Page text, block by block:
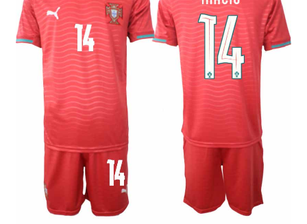
Košarica
Moj račun
Trgovina
Zaključek nakupa